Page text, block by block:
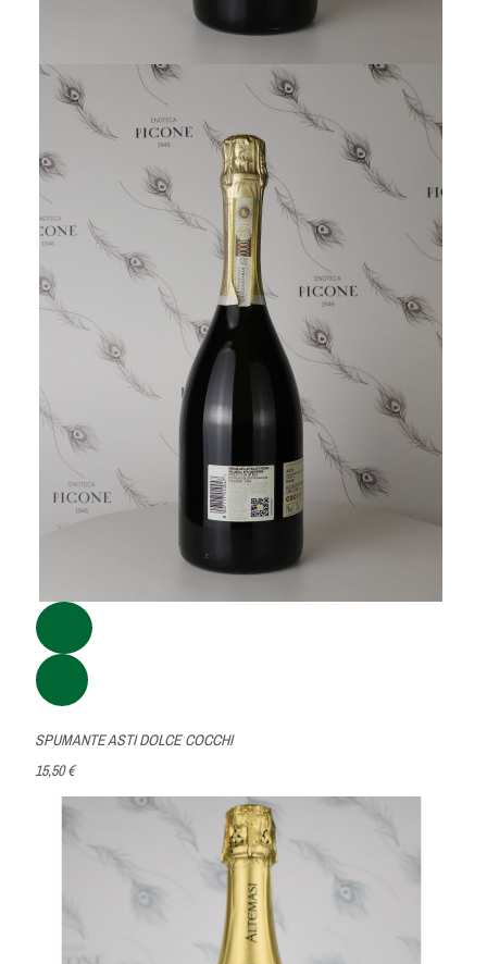
SPUMANTE ASTI DOLCE COCCHI
15,50 €